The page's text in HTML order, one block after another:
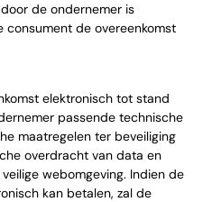
de ondernemer is
consument de overeenkomst
elektronisch tot stand
passende technische
maatregelen ter beveiliging
overdracht van data en
webomgeving. Indien de
kan betalen, zal de